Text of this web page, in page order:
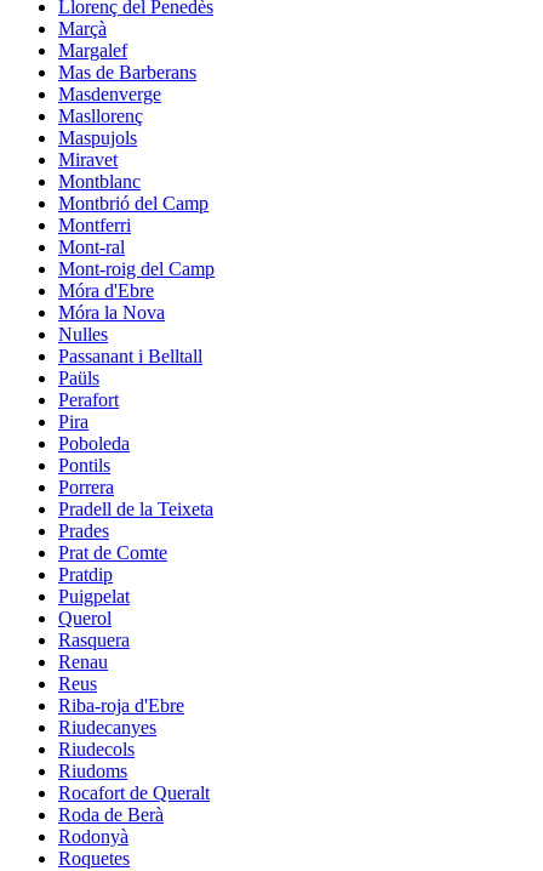
Llorenç del Penedès
Marçà
Margalef
Mas de Barberans
Masdenverge
Masllorenç
Maspujols
Miravet
Montblanc
Montbrió del Camp
Montferri
Mont-ral
Mont-roig del Camp
Móra d'Ebre
Móra la Nova
Nulles
Passanant i Belltall
Paüls
Perafort
Pira
Poboleda
Pontils
Porrera
Pradell de la Teixeta
Prades
Prat de Comte
Pratdip
Puigpelat
Querol
Rasquera
Renau
Reus
Riba-roja d'Ebre
Riudecanyes
Riudecols
Riudoms
Rocafort de Queralt
Roda de Berà
Rodonyà
Roquetes